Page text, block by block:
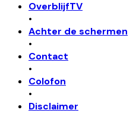
OverblijfTV
•
Achter de schermen
•
Contact
•
Colofon
•
Disclaimer